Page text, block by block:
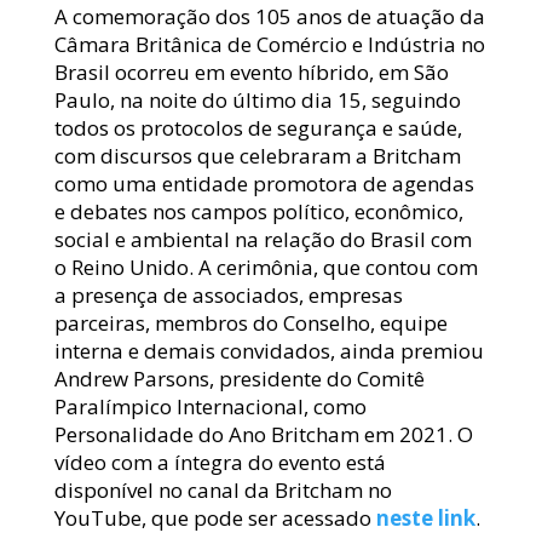
A comemoração dos 105 anos de atuação da
Câmara Britânica de Comércio e Indústria no
Brasil ocorreu em evento híbrido, em São
Paulo, na noite do último dia 15, seguindo
todos os protocolos de segurança e saúde,
com discursos que celebraram a Britcham
como uma entidade promotora de agendas
e debates nos campos político, econômico,
social e ambiental na relação do Brasil com
o Reino Unido. A cerimônia, que contou com
a presença de associados, empresas
parceiras, membros do Conselho, equipe
interna e demais convidados, ainda premiou
Andrew Parsons, presidente do Comitê
Paralímpico Internacional, como
Personalidade do Ano Britcham em 2021. O
vídeo com a íntegra do evento está
disponível no canal da Britcham no
YouTube, que pode ser acessado neste link.